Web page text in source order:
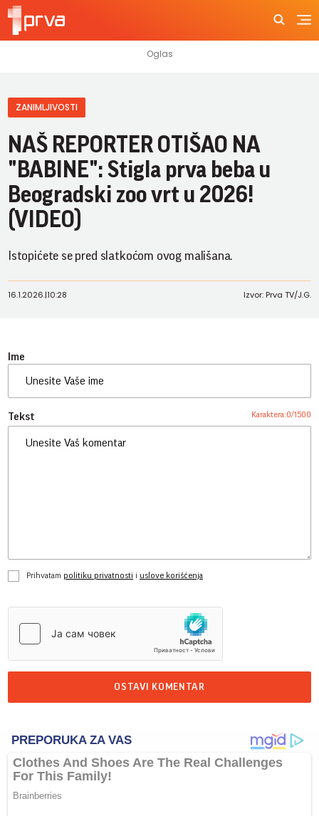
ZANIMLJIVOSTI
NAŠ REPORTER OTIŠAO NA
"BABINE": Stigla prva beba u
Beogradski zoo vrt u 2026!
(VIDEO)
Istopićete se pred slatkoćom ovog mališana.
16.1.2026.|10:28 Izvor: Prva TV/J.G.
Ime
Tekst Karaktera:0/1500
Prihvatam politiku privatnosti i uslove korišćenja
OSTAVI KOMENTAR